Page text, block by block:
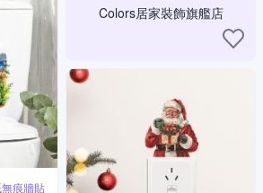
痕牆貼
Colors居家裝飾旗艦店